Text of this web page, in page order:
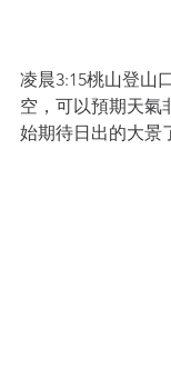
凌晨3:15桃山登山
空，可以預期天氣
始期待日出的大景